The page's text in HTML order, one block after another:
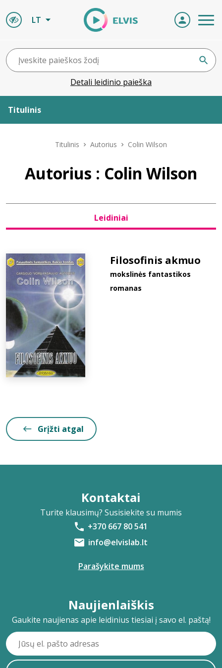
LT
Detali leidinio paieška
Titulinis
Leidiniai
D.U.K.
Titulinis Autorius Colin Wilson
Autorius : Colin Wilson
Leidiniai
Filosofinis akmuo
mokslinės fantastikos
romanas
Grįžti atgal
Kontaktai
Turite klausimų? Susisiekite su mumis
+370 667 80 541
info@elvislab.lt
Parašykite mums
Naujienlaiškis
Gaukite naujienas apie leidinius tiesiai į savo el. paštą!